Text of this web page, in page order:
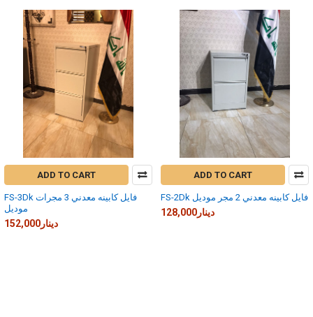
ADD TO CART
FS-3Dk فايل كابينه معدني 3 مجرات
موديل
152,000دينار
ADD TO CART
FS-2Dk فايل كابينه معدني 2 مجر موديل
128,000دينار